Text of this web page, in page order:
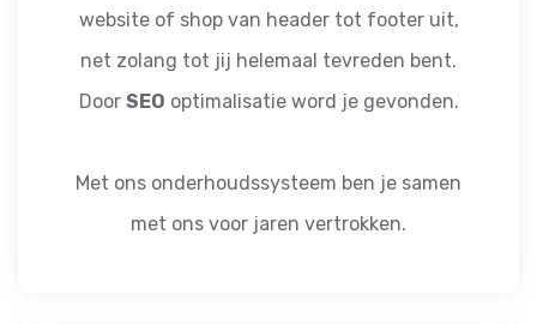
website of shop van header tot footer uit,
net zolang tot jij helemaal tevreden bent.
Door SEO optimalisatie word je gevonden.
Met ons onderhoudssysteem ben je samen
met ons voor jaren vertrokken.